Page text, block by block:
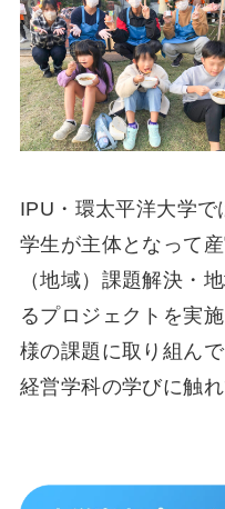
IPU・環太平洋大学で
学生が主体となって
（地域）課題解決・
るプロジェクトを実
様の課題に取り組ん
経営学科の学びに触れ